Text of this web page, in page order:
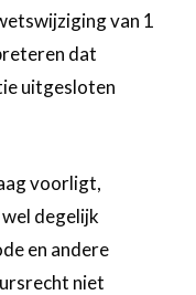
van 1
dat
uitgesloten
voorligt,
degelijk
en andere
niet